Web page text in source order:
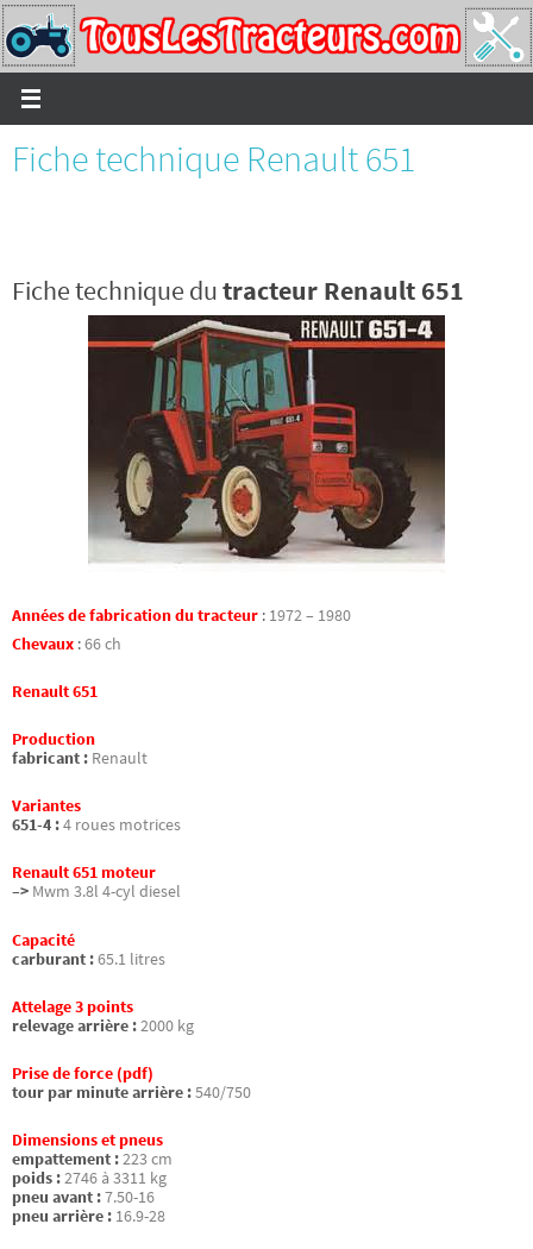
Passer
vers
le
contenu
Fiche technique Renault 651
Fiche technique dutracteur Renault 651
Années de fabrication du tracteur : 1972 – 1980
Chevaux :66 ch
Renault 651
Production
fabricant : Renault
Variantes
651-4 :4 roues motrices
Renault 651 moteur
–> Mwm 3.8l 4-cyl diesel
Capacité
carburant :65.1 litres
Attelage 3 points
relevage arrière :2000 kg
Prise de force (pdf)
tour par minute arrière :540/750
Dimensions et pneus
empattement :223 cm
poids :2746 à 3311 kg
pneu avant :7.50-16
pneu arrière : 16.9-28